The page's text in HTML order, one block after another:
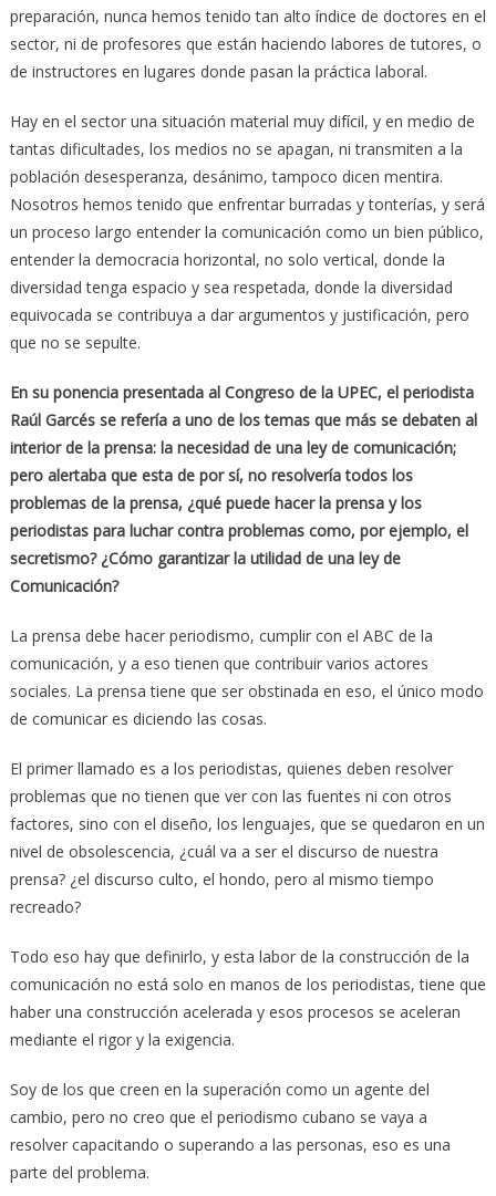
preparación, nunca hemos tenido tan alto índice de doctores en el
sector, ni de profesores que están haciendo labores de tutores, o
de instructores en lugares donde pasan la práctica laboral.
Hay en el sector una situación material muy difícil, y en medio de
tantas dificultades, los medios no se apagan, ni transmiten a la
población desesperanza, desánimo, tampoco dicen mentira.
Nosotros hemos tenido que enfrentar burradas y tonterías, y será
un proceso largo entender la comunicación como un bien público,
entender la democracia horizontal, no solo vertical, donde la
diversidad tenga espacio y sea respetada, donde la diversidad
equivocada se contribuya a dar argumentos y justificación, pero
que no se sepulte.
En su ponencia presentada al Congreso de la UPEC, el periodista
Raúl Garcés se refería a uno de los temas que más se debaten al
interior de la prensa: la necesidad de una ley de comunicación;
pero alertaba que esta de por sí, no resolvería todos los
problemas de la prensa, ¿qué puede hacer la prensa y los
periodistas para luchar contra problemas como, por ejemplo, el
secretismo? ¿Cómo garantizar la utilidad de una ley de
Comunicación?
La prensa debe hacer periodismo, cumplir con el ABC de la
comunicación, y a eso tienen que contribuir varios actores
sociales. La prensa tiene que ser obstinada en eso, el único modo
de comunicar es diciendo las cosas.
El primer llamado es a los periodistas, quienes deben resolver
problemas que no tienen que ver con las fuentes ni con otros
factores, sino con el diseño, los lenguajes, que se quedaron en un
nivel de obsolescencia, ¿cuál va a ser el discurso de nuestra
prensa? ¿el discurso culto, el hondo, pero al mismo tiempo
recreado?
Todo eso hay que definirlo, y esta labor de la construcción de la
comunicación no está solo en manos de los periodistas, tiene que
haber una construcción acelerada y esos procesos se aceleran
mediante el rigor y la exigencia.
Soy de los que creen en la superación como un agente del
cambio, pero no creo que el periodismo cubano se vaya a
resolver capacitando o superando a las personas, eso es una
parte del problema.